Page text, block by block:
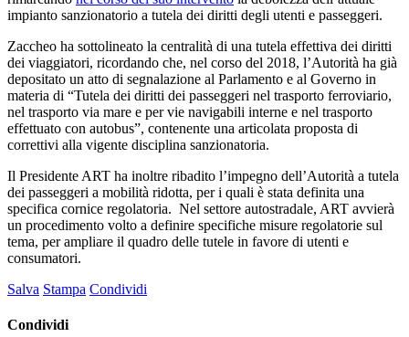
impianto sanzionatorio a tutela dei diritti degli utenti e passeggeri.
Zaccheo ha sottolineato la centralità di una tutela effettiva dei diritti
dei viaggiatori, ricordando che, nel corso del 2018, l’Autorità ha già
depositato un atto di segnalazione al Parlamento e al Governo in
materia di “Tutela dei diritti dei passeggeri nel trasporto ferroviario,
nel trasporto via mare e per vie navigabili interne e nel trasporto
effettuato con autobus”, contenente una articolata proposta di
correttivi alla vigente disciplina sanzionatoria.
Il Presidente ART ha inoltre ribadito l’impegno dell’Autorità a tutela
dei passeggeri a mobilità ridotta, per i quali è stata definita una
specifica cornice regolatoria. Nel settore autostradale, ART avvierà
un procedimento volto a definire specifiche misure regolatorie sul
tema, per ampliare il quadro delle tutele in favore di utenti e
consumatori.
Salva Stampa Condividi
Condividi